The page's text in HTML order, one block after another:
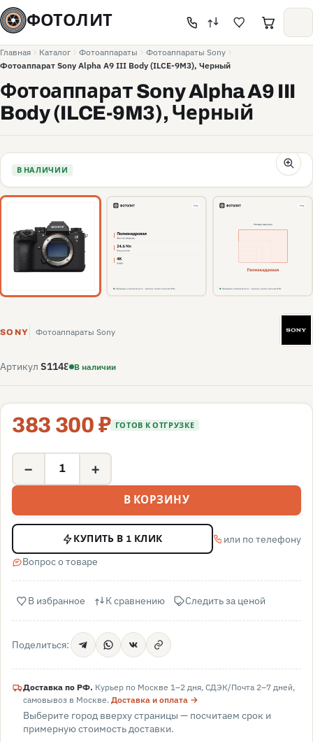
ФОТОЛИТ
Главная Каталог Фотоаппараты
Фотоаппараты Sony
Фотоаппарат Sony Alpha A9 III Body (ILCE-9M3), Черный
Фотоаппарат Sony Alpha A9 III
Body (ILCE-9M3), Черный
В НАЛИЧИИ
SONY Фотоаппараты Sony S
Артикул S1148 В наличии
383 300 ₽ ГОТОВ К ОТГРУЗКЕ
− +
В КОРЗИНУ
КУПИТЬ В 1 КЛИК
или по телефону
Вопрос о товаре
В избранное К сравнению Следить за ценой
Поделиться:
Доставка по РФ. Курьер по Москве 1–2 дня, СДЭК/Почта 2–7 дней,
самовывоз в Москве.Доставка и оплата →
Выберите город вверху страницы — посчитаем срок и
примерную стоимость доставки.